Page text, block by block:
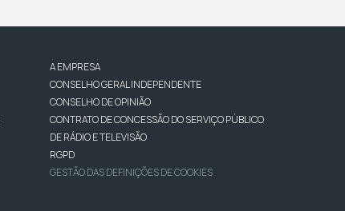
A EMPRESA
CONSELHO GERAL INDEPENDENTE
CONSELHO DE OPINIÃO
CONTRATO DE CONCESSÃO DO SERVIÇO PÚBLICO
DE RÁDIO E TELEVISÃO
RGPD
GESTÃO DAS DEFINIÇÕES DE COOKIES